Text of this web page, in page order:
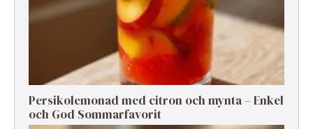
Persikolemonad med citron och mynta – Enkel
och God Sommarfavorit